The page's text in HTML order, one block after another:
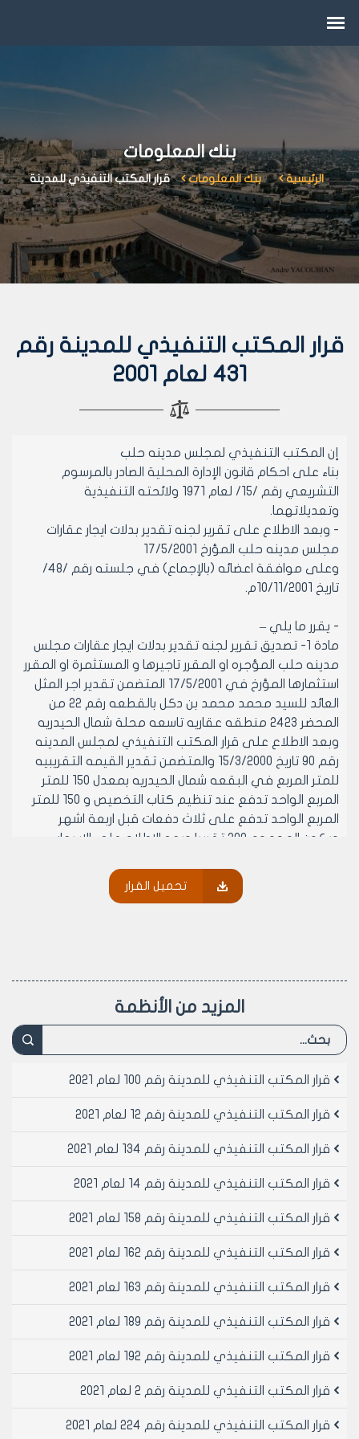
بنك المعلومات
الرئيسية بنك المعلومات قرار المكتب التنفيذي للمدينة
قرار المكتب التنفيذي للمدينة رقم
431 لعام 2001
إن المكتب التنفيذي لمجلس مدينه حلب
بناء على احكام قانون الإدارة المحلية الصادر بالمرسوم
التشريعي رقم /15/ لعام 1971 ولائحته التنفيذية
وتعديلاتهما.
- وبعد الاطلاع على تقرير لجنه تقدير بدلات ايجار عقارات
مجلس مدينه حلب المؤرخ 17/5/2001
وعلى موافقة اعضائه (بالإجماع) في جلسته رقم /48/
تاريخ 10/11/2001م.
- يقرر ما يلي –
مادة 1- تصديق تقرير لجنه تقدير بدلات ايجار عقارات مجلس
مدينه حلب المؤجره او المقرر تاجيرها و المستثمرة او المقرر
استثمارها المؤرخ في 17/5/2001 المتضمن تقدير اجر المثل
العائد للسيد محمد محمد بن دكل بالقطعه رقم 22 من
المحضر 2423 منطقه عقاريه تاسعه محلة شمال الحيدريه
وبعد الاطلاع على قرار المكتب التنفيذي لمجلس المدينه
رقم 90 تاريخ 15/3/2000 والمتضمن تقدير القيمه التقريبيه
للمتر المربع في البقعه شمال الحيدريه بمعدل 150 للمتر
المربع الواحد تدفع عند تنظيم كتاب التخصيص و 150 للمتر
المربع الواحد تدفع على ثلاث دفعات قبل اربعة اشهر
ويكون المجموع 300 تقريبا وبعد الاطلاع على الاسعار
500 فقط خمسمائة ليره سوريه عن كل متر مربع اي مايعادل
رئيس المكتب التنفيذي لمجلس مدينة
تحميل القرار
المزيد من الأنظمة
قرار المكتب التنفيذي للمدينة رقم 100 لعام 2021
قرار المكتب التنفيذي للمدينة رقم 12 لعام 2021
قرار المكتب التنفيذي للمدينة رقم 134 لعام 2021
قرار المكتب التنفيذي للمدينة رقم 14 لعام 2021
قرار المكتب التنفيذي للمدينة رقم 158 لعام 2021
قرار المكتب التنفيذي للمدينة رقم 162 لعام 2021
قرار المكتب التنفيذي للمدينة رقم 163 لعام 2021
قرار المكتب التنفيذي للمدينة رقم 189 لعام 2021
قرار المكتب التنفيذي للمدينة رقم 192 لعام 2021
قرار المكتب التنفيذي للمدينة رقم 2 لعام 2021
قرار المكتب التنفيذي للمدينة رقم 224 لعام 2021